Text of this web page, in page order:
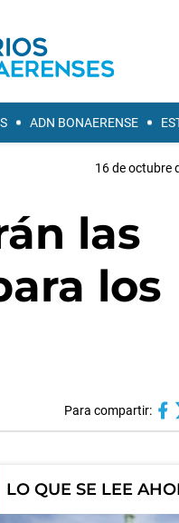
ADN BONAERENSE
16 de octubre
las
los
Para compartir:
LO QUE SE LEE